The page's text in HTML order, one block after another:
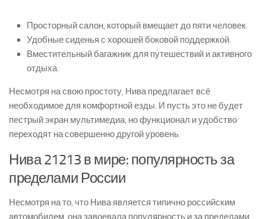
Просторный салон, который вмещает до пяти человек.
Удобные сиденья с хорошей боковой поддержкой.
Вместительный багажник для путешествий и активного
отдыха.
Несмотря на свою простоту, Нива предлагает всё
необходимое для комфортной езды. И пусть это не будет
пестрый экран мультимедиа, но функционал и удобство
переходят на совершенно другой уровень.
Нива 21213 в мире: популярность за
пределами России
Несмотря на то, что Нива является типично российским
автомобилем, она завоевала популярность и за пределами